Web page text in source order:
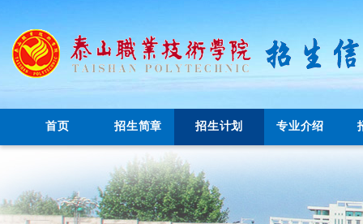
首页 招生简章 招生计划 专业介绍